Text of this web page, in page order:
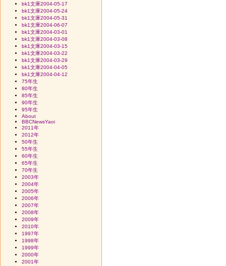
bk1文庫2004-05-17
bk1文庫2004-05-24
bk1文庫2004-05-31
bk1文庫2004-06-07
bk1文庫2004-03-01
bk1文庫2004-03-08
bk1文庫2004-03-15
bk1文庫2004-03-22
bk1文庫2004-03-29
bk1文庫2004-04-05
bk1文庫2004-04-12
75年生
80年生
85年生
90年生
95年生
About
BBCNewsYaoi
2011年
2012年
50年生
55年生
60年生
65年生
70年生
2003年
2004年
2005年
2006年
2007年
2008年
2009年
2010年
1997年
1998年
1999年
2000年
2001年